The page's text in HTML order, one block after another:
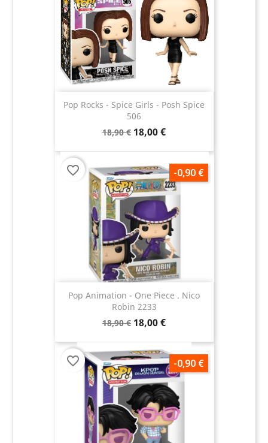
Pop Rocks - Spice Girls - Posh Spice
506
18,90 € 18,00 €
Pop Animation - One Piece . Nico
Robin 2233
18,90 € 18,00 €
-0,90 €
favorite_border
-0,90 €
favorite_border